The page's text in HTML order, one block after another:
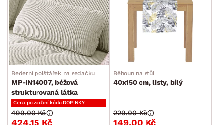
Bederní polštářek na sedačku
MP-IN14007, béžová
strukturovaná látka
Cena po zadání kódu DOPLNKY
424.15 Kč
499.00 Kč
Běhoun na stůl
40x150 cm, listy, bílý
149.00 Kč
229.00 Kč